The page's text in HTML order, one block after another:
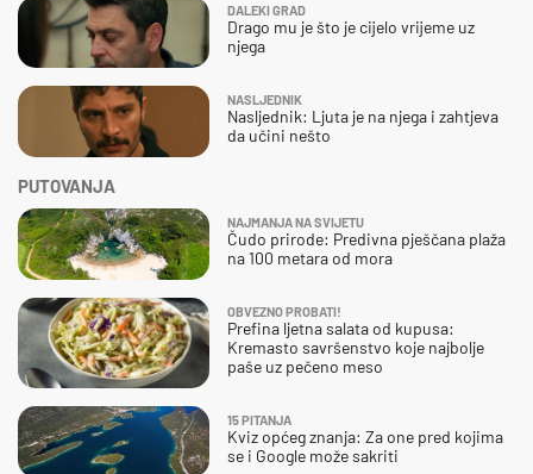
DALEKI GRAD
Drago mu je što je cijelo vrijeme uz
njega
NASLJEDNIK
Nasljednik: Ljuta je na njega i zahtjeva
da učini nešto
PUTOVANJA
NAJMANJA NA SVIJETU
Čudo prirode: Predivna pješčana plaža
na 100 metara od mora
OBVEZNO PROBATI!
Prefina ljetna salata od kupusa:
Kremasto savršenstvo koje najbolje
paše uz pečeno meso
15 PITANJA
Kviz općeg znanja: Za one pred kojima
se i Google može sakriti